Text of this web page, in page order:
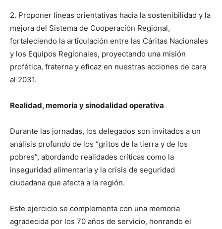
2. Proponer líneas orientativas hacia la sostenibilidad y la
mejora del Sistema de Cooperación Regional,
fortaleciendo la articulación entre las Cáritas Nacionales
y los Equipos Regionales, proyectando una misión
profética, fraterna y eficaz en nuestras acciones de cara
al 2031.
Realidad, memoria y sinodalidad operativa
Durante las jornadas, los delegados son invitados a un
análisis profundo de los “gritos de la tierra y de los
pobres”, abordando realidades críticas como la
inseguridad alimentaria y la crisis de seguridad
ciudadana que afecta a la región.
Este ejercicio se complementa con una memoria
agradecida por los 70 años de servicio, honrando el